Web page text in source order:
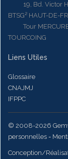
19, Bd. Victor
BTSG² HAUT-DE-
Tour MERCURE
TOURCOING
Liens Utiles
Glossaire
CNAJMJ
IFPPC
© 2008-2026
personnelles -
Conception/